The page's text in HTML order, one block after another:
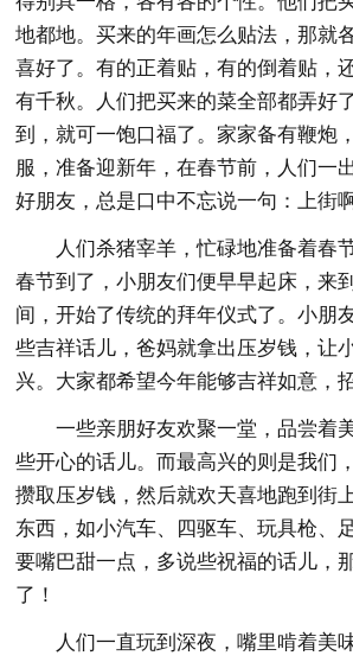
地都地。买来的年画怎么贴法，那就
喜好了。有的正着贴，有的倒着贴，
有千秋。人们把买来的菜全部都弄好
到，就可一饱口福了。家家备有鞭炮
服，准备迎新年，在春节前，人们一
好朋友，总是口中不忘说一句：上街
人们杀猪宰羊，忙碌地准备着春
春节到了，小朋友们便早早起床，来
间，开始了传统的拜年仪式了。小朋
些吉祥话儿，爸妈就拿出压岁钱，让
兴。大家都希望今年能够吉祥如意，
一些亲朋好友欢聚一堂，品尝着
些开心的话儿。而最高兴的则是我们
攒取压岁钱，然后就欢天喜地跑到街
东西，如小汽车、四驱车、玩具枪、
要嘴巴甜一点，多说些祝福的话儿，
了！
人们一直玩到深夜，嘴里啃着美